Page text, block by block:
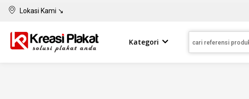
Lokasi Kami ↘
Kategori